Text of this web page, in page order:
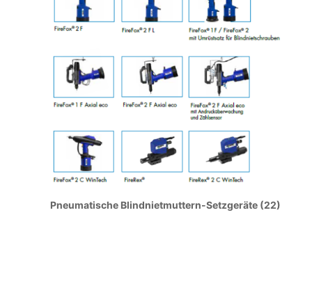
Pneumatische Blindnietmuttern-Setzgeräte (22)